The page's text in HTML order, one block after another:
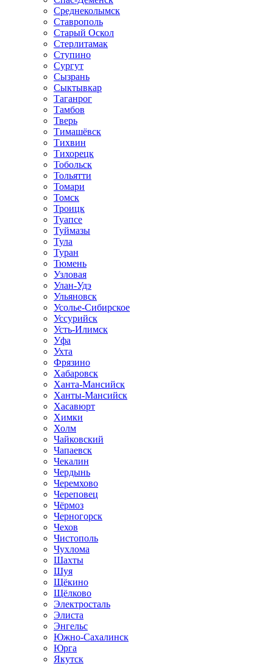
Среднеколымск
Ставрополь
Старый Оскол
Стерлитамак
Ступино
Сургут
Сызрань
Сыктывкар
Таганрог
Тамбов
Тверь
Тимашёвск
Тихвин
Тихорецк
Тобольск
Тольятти
Томари
Томск
Троицк
Туапсе
Туймазы
Тула
Туран
Тюмень
Узловая
Улан-Удэ
Ульяновск
Усолье-Сибирское
Уссурийск
Усть-Илимск
Уфа
Ухта
Фрязино
Хабаровск
Ханта-Мансийск
Ханты-Мансийск
Хасавюрт
Химки
Холм
Чайковский
Чапаевск
Чекалин
Чердынь
Черемхово
Череповец
Чёрмоз
Черногорск
Чехов
Чистополь
Чухлома
Шахты
Шуя
Щёкино
Щёлково
Электросталь
Элиста
Энгельс
Южно-Сахалинск
Юрга
Якутск